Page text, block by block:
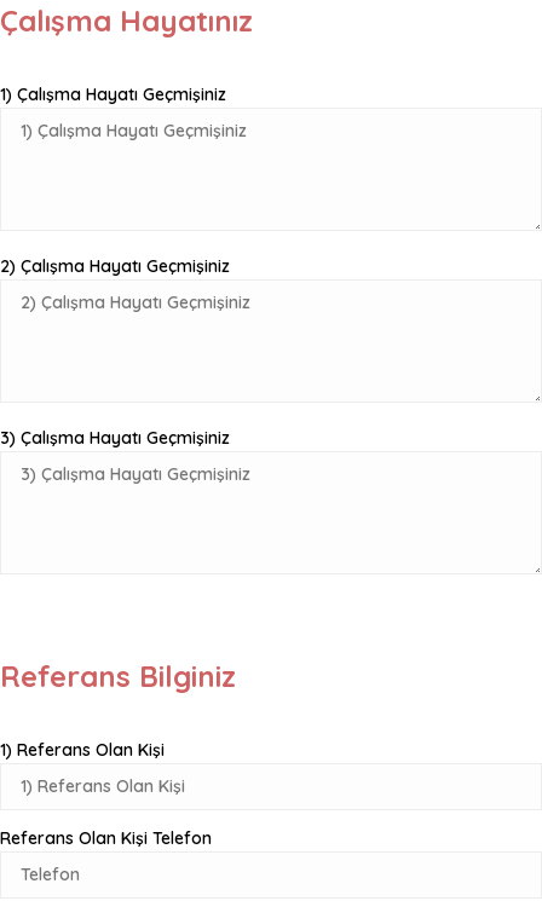
Çalışma Hayatınız
1) Çalışma Hayatı Geçmişiniz
2) Çalışma Hayatı Geçmişiniz
3) Çalışma Hayatı Geçmişiniz
Referans Bilginiz
1) Referans Olan Kişi
Referans Olan Kişi Telefon